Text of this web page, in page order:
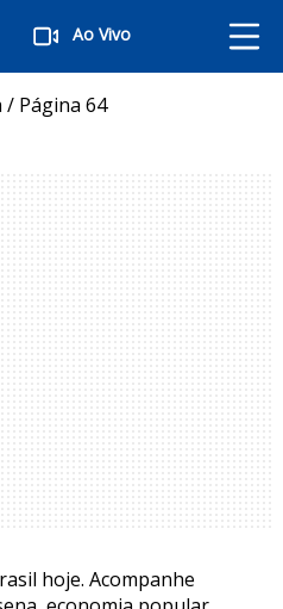
Ao Vivo
/ Página 64
hoje. Acompanhe